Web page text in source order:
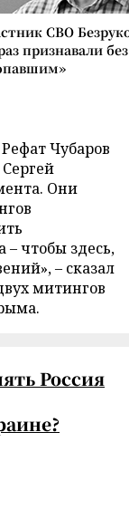
СВО
признавали
Чубаров
Они
– чтобы здесь,
– сказал
митингов
Россия